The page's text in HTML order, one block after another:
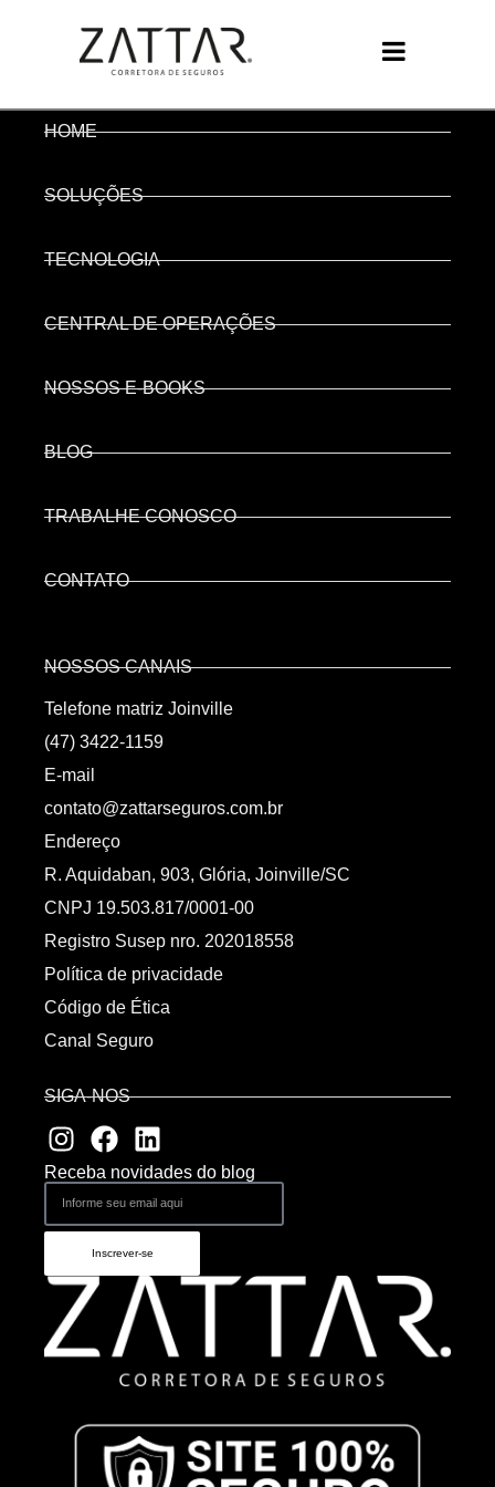
HOME
SOLUÇÕES
TECNOLOGIA
CENTRAL DE OPERAÇÕES
NOSSOS E-BOOKS
BLOG
TRABALHE CONOSCO
CONTATO
NOSSOS CANAIS
Telefone matriz Joinville
(47) 3422-1159
E-mail
contato@zattarseguros.com.br
Endereço
R. Aquidaban, 903, Glória, Joinville/SC
CNPJ 19.503.817/0001-00
Registro Susep nro. 202018558
Política de privacidade
Código de Ética
Canal Seguro
SIGA-NOS
Receba novidades do blog
Inscrever-se